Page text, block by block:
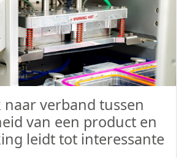
naar verband tussen
van een product en
leidt tot interessante